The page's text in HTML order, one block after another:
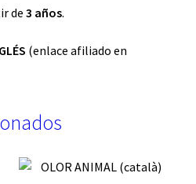
de 3 años.
(enlace afiliado en